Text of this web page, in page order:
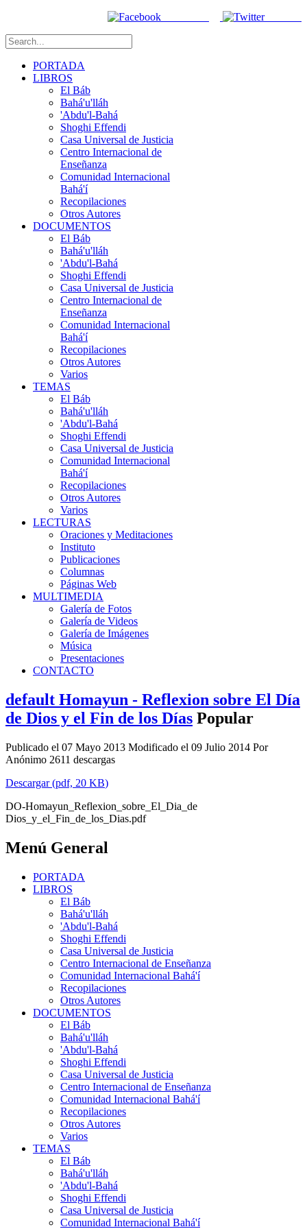
PORTADA
LIBROS
El Báb
Bahá'u'lláh
'Abdu'l-Bahá
Shoghi Effendi
Casa Universal de Justicia
Centro Internacional de
Enseñanza
Comunidad Internacional
Bahá'í
Recopilaciones
Otros Autores
DOCUMENTOS
El Báb
Bahá'u'lláh
'Abdu'l-Bahá
Shoghi Effendi
Casa Universal de Justicia
Centro Internacional de
Enseñanza
Comunidad Internacional
Bahá'í
Recopilaciones
Otros Autores
Varios
TEMAS
El Báb
Bahá'u'lláh
'Abdu'l-Bahá
Shoghi Effendi
Casa Universal de Justicia
Comunidad Internacional
Bahá'í
Recopilaciones
Otros Autores
Varios
LECTURAS
Oraciones y Meditaciones
Instituto
Publicaciones
Columnas
Páginas Web
MULTIMEDIA
Galería de Fotos
Galería de Videos
Galería de Imágenes
Música
Presentaciones
CONTACTO
default Homayun - Reflexion sobre El Día
de Dios y el Fin de los Días Popular
Publicado el 07 Mayo 2013 Modificado el 09 Julio 2014 Por
Anónimo 2611 descargas
Descargar(pdf, 20 KB)
DO-Homayun_Reflexion_sobre_El_Dia_de
Dios_y_el_Fin_de_los_Dias.pdf
Menú General
PORTADA
LIBROS
El Báb
Bahá'u'lláh
'Abdu'l-Bahá
Shoghi Effendi
Casa Universal de Justicia
Centro Internacional de Enseñanza
Comunidad Internacional Bahá'í
Recopilaciones
Otros Autores
DOCUMENTOS
El Báb
Bahá'u'lláh
'Abdu'l-Bahá
Shoghi Effendi
Casa Universal de Justicia
Centro Internacional de Enseñanza
Comunidad Internacional Bahá'í
Recopilaciones
Otros Autores
Varios
TEMAS
El Báb
Bahá'u'lláh
'Abdu'l-Bahá
Shoghi Effendi
Casa Universal de Justicia
Comunidad Internacional Bahá'í